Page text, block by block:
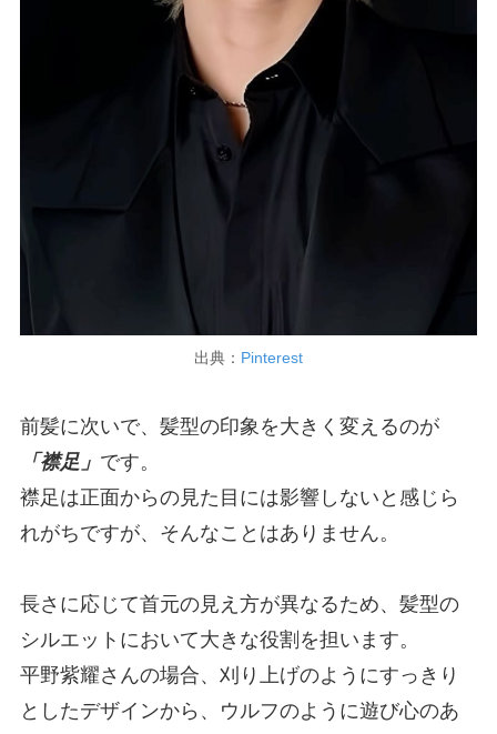
出典： Pinterest
前髪に次いで、髪型の印象を大きく変えるのが
「襟足」 です。
襟足は正面からの見た目には影響しないと感じら
れがちですが、そんなことはありません。
長さに応じて首元の見え方が異なるため、髪型の
シルエットにおいて大きな役割を担います。
平野紫耀さんの場合、刈り上げのようにすっきり
としたデザインから、ウルフのように遊び心のあ